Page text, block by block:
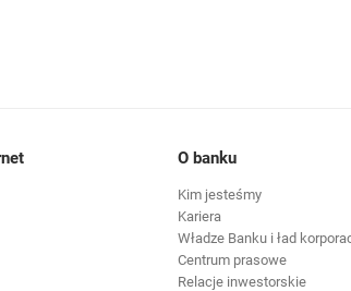
nas
O banku
Kim jesteśmy
Kariera
Władze Banku i ład
Centrum prasowe
Relacje inwestorskie